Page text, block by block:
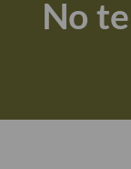
Apuntes,
Aceite de Oliva
No